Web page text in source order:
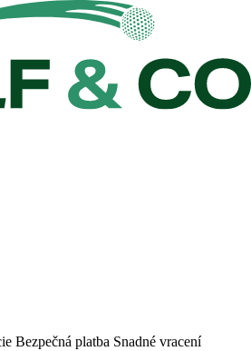
Bezpečná platba Snadné vracení